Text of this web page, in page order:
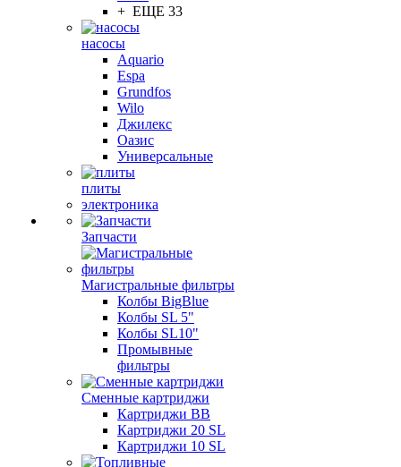
+ ЕЩЕ 33
насосы
Aquario
Espa
Grundfos
Wilo
Джилекс
Оазис
Универсальные
плиты
электроника
Запчасти
Магистральные фильтры
Колбы BigBlue
Колбы SL 5"
Колбы SL10"
Промывные
фильтры
Сменные картриджи
Картриджи BB
Картриджи 20 SL
Картриджи 10 SL